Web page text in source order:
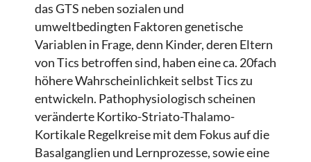
das GTS neben sozialen und
umweltbedingten Faktoren genetische
Variablen in Frage, denn Kinder, deren Eltern
von Tics betroffen sind, haben eine ca. 20fach
höhere Wahrscheinlichkeit selbst Tics zu
entwickeln. Pathophysiologisch scheinen
veränderte Kortiko-Striato-Thalamo-
Kortikale Regelkreise mit dem Fokus auf die
Basalganglien und Lernprozesse, sowie eine